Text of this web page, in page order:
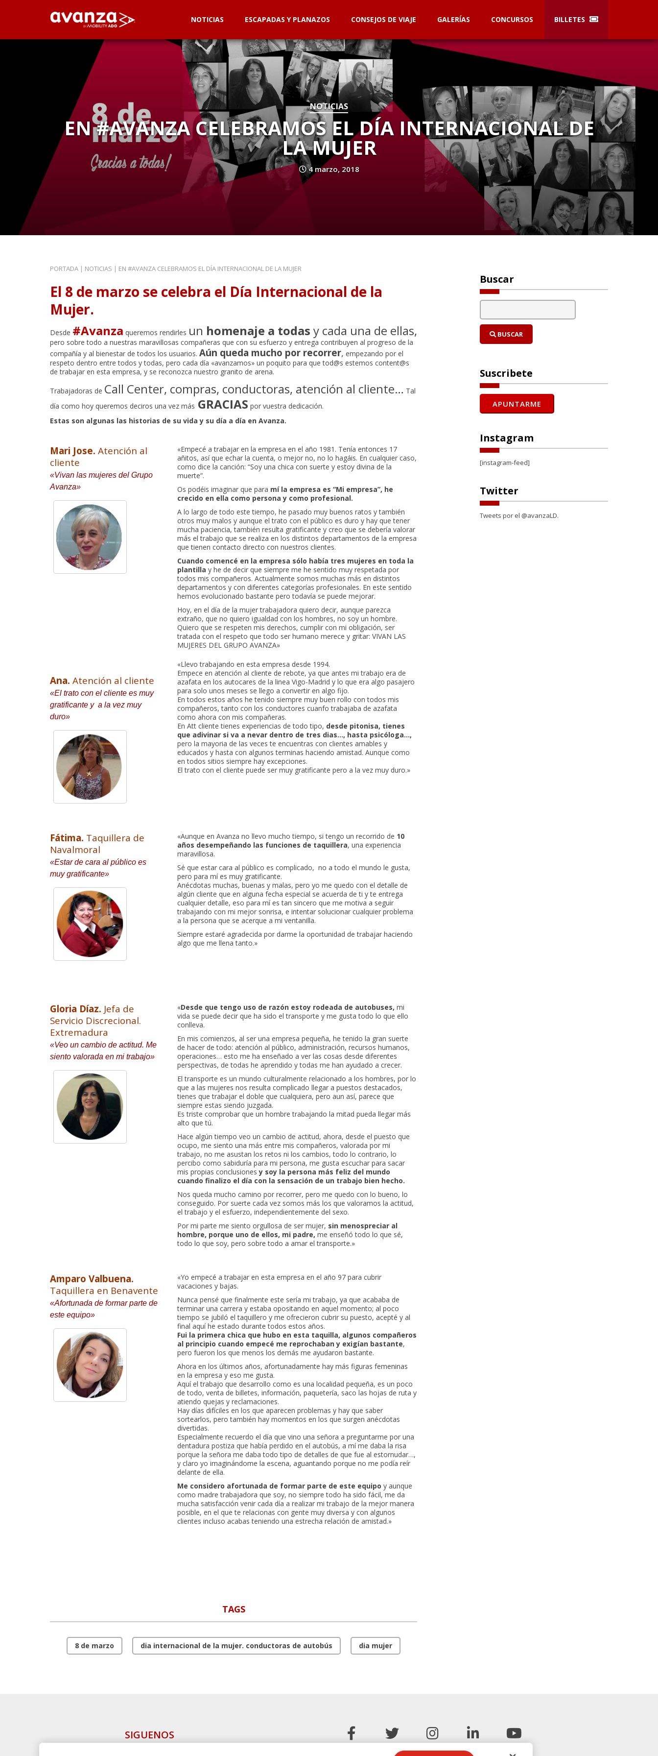
NOTICIAS ESCAPADAS Y PLANAZOS CONSEJOS DE VIAJE GALERÍAS CONCURSOS BILLETES
NOTICIAS
EN #AVANZA CELEBRAMOS EL DÍA INTERNACIONAL DE
LA MUJER
4 marzo, 2018
PORTADA | NOTICIAS | EN #AVANZA CELEBRAMOS EL DÍA INTERNACIONAL DE LA MUJER
El 8 de marzo se celebra el Día Internacional de la
Mujer.
Desde #Avanza queremos rendirles un homenaje a todas y cada una de ellas,
pero sobre todo a nuestras maravillosas compañeras que con su esfuerzo y entrega contribuyen al progreso de la
compañía y al bienestar de todos los usuarios. Aún queda mucho por recorrer, empezando por el
respeto dentro entre todos y todas, pero cada día «avanzamos» un poquito para que tod@s estemos content@s
de trabajar en esta empresa, y se reconozca nuestro granito de arena.
Trabajadoras de Call Center, compras, conductoras, atención al cliente… Tal
día como hoy queremos deciros una vez más GRACIAS por vuestra dedicación.
Estas son algunas las historias de su vida y su día a día en Avanza.
Mari Jose. Atención al
cliente
«Vivan las mujeres del Grupo
Avanza»
«Empecé a trabajar en la empresa en el año 1981. Tenía entonces 17
añitos, así que echar la cuenta, o mejor no, no lo hagáis. En cualquier caso,
como dice la canción: “Soy una chica con suerte y estoy divina de la
muerte”.
Os podéis imaginar que para mí la empresa es “Mi empresa”, he
crecido en ella como persona y como profesional.
A lo largo de todo este tiempo, he pasado muy buenos ratos y también
otros muy malos y aunque el trato con el público es duro y hay que tener
mucha paciencia, también resulta gratificante y creo que se debería valorar
más el trabajo que se realiza en los distintos departamentos de la empresa
que tienen contacto directo con nuestros clientes.
Cuando comencé en la empresa sólo había tres mujeres en toda la
plantilla y he de decir que siempre me he sentido muy respetada por
todos mis compañeros. Actualmente somos muchas más en distintos
departamentos y con diferentes categorías profesionales. En este sentido
hemos evolucionado bastante pero todavía se puede mejorar.
Hoy, en el día de la mujer trabajadora quiero decir, aunque parezca
extraño, que no quiero igualdad con los hombres, no soy un hombre.
Quiero que se respeten mis derechos, cumplir con mi obligación, ser
tratada con el respeto que todo ser humano merece y gritar: VIVAN LAS
MUJERES DEL GRUPO AVANZA»
Ana. Atención al cliente
«El trato con el cliente es muy
gratificante y a la vez muy
duro»
«Llevo trabajando en esta empresa desde 1994.
Empece en atención al cliente de rebote, ya que antes mi trabajo era de
azafata en los autocares de la linea Vigo-Madrid y lo que era algo pasajero
para solo unos meses se llego a convertir en algo fijo.
En todos estos años he tenido siempre muy buen rollo con todos mis
compañeros, tanto con los conductores cuanfo trabajaba de azafata
como ahora con mis compañeras.
En Att cliente tienes experiencias de todo tipo, desde pitonisa, tienes
que adivinar si va a nevar dentro de tres dias…, hasta psicóloga…,
pero la mayoria de las veces te encuentras con clientes amables y
educados y hasta con algunos terminas haciendo amistad. Aunque como
en todos sitios siempre hay excepciones.
El trato con el cliente puede ser muy gratificante pero a la vez muy duro.»
Fátima. Taquillera de
Navalmoral
«Estar de cara al público es
muy gratificante»
«Aunque en Avanza no llevo mucho tiempo, si tengo un recorrido de 10
años desempeñando las funciones de taquillera, una experiencia
maravillosa.
Sé que estar cara al público es complicado, no a todo el mundo le gusta,
pero para mí es muy gratificante.
Anécdotas muchas, buenas y malas, pero yo me quedo con el detalle de
algún cliente que en alguna fecha especial se acuerda de ti y te entrega
cualquier detalle, eso para mí es tan sincero que me motiva a seguir
trabajando con mi mejor sonrisa, e intentar solucionar cualquier problema
a la persona que se acerque a mi ventanilla.
Siempre estaré agradecida por darme la oportunidad de trabajar haciendo
algo que me llena tanto.»
Gloria Díaz. Jefa de
Servicio Discrecional.
Extremadura
«Veo un cambio de actitud. Me
siento valorada en mi trabajo»
«Desde que tengo uso de razón estoy rodeada de autobuses, mi
vida se puede decir que ha sido el transporte y me gusta todo lo que ello
conlleva.
En mis comienzos, al ser una empresa pequeña, he tenido la gran suerte
de hacer de todo: atención al público, administración, recursos humanos,
operaciones… esto me ha enseñado a ver las cosas desde diferentes
perspectivas, de todas he aprendido y todas me han ayudado a crecer.
El transporte es un mundo culturalmente relacionado a los hombres, por lo
que a las mujeres nos resulta complicado llegar a puestos destacados,
tienes que trabajar el doble que cualquiera, pero aun así, parece que
siempre estas siendo juzgada.
Es triste comprobar que un hombre trabajando la mitad pueda llegar más
alto que tú.
Hace algún tiempo veo un cambio de actitud, ahora, desde el puesto que
ocupo, me siento una más entre mis compañeros, valorada por mi
trabajo, no me asustan los retos ni los cambios, todo lo contrario, lo
percibo como sabiduría para mi persona, me gusta escuchar para sacar
mis propias conclusiones y soy la persona más feliz del mundo
cuando finalizo el día con la sensación de un trabajo bien hecho.
Nos queda mucho camino por recorrer, pero me quedo con lo bueno, lo
conseguido. Por suerte cada vez somos más los que valoramos la actitud,
el trabajo y el esfuerzo, independientemente del sexo.
Por mi parte me siento orgullosa de ser mujer, sin menospreciar al
hombre, porque uno de ellos, mi padre, me enseñó todo lo que sé,
todo lo que soy, pero sobre todo a amar el transporte.»
Amparo Valbuena.
Taquillera en Benavente
«Afortunada de formar parte de
este equipo»
«Yo empecé a trabajar en esta empresa en el año 97 para cubrir
vacaciones y bajas.
Nunca pensé que finalmente este sería mi trabajo, ya que acababa de
terminar una carrera y estaba opositando en aquel momento; al poco
tiempo se jubiló el taquillero y me ofrecieron cubrir su puesto, acepté y al
final aquí he estado durante todos estos años.
Fui la primera chica que hubo en esta taquilla, algunos compañeros
al principio cuando empecé me reprochaban y exigían bastante,
pero fueron los que menos los demás me ayudaron bastante.
Ahora en los últimos años, afortunadamente hay más figuras femeninas
en la empresa y eso me gusta.
Aquí el trabajo que desarrollo como es una localidad pequeña, es un poco
de todo, venta de billetes, información, paquetería, saco las hojas de ruta y
atiendo quejas y reclamaciones.
Hay días difíciles en los que aparecen problemas y hay que saber
sortearlos, pero también hay momentos en los que surgen anécdotas
divertidas.
Especialmente recuerdo el día que vino una señora a preguntarme por una
dentadura postiza que había perdido en el autobús, a mí me daba la risa
porque la señora me daba todo tipo de detalles de que fue al estornudar…,
y claro yo imaginándome la escena, aguantando porque no me podía reír
delante de ella.
Me considero afortunada de formar parte de este equipo y aunque
como madre trabajadora que soy, no siempre todo ha sido fácil, me da
mucha satisfacción venir cada día a realizar mi trabajo de la mejor manera
posible, en el que te relacionas con gente muy diversa y con algunos
clientes incluso acabas teniendo una estrecha relación de amistad.»
TAGS
8 de marzo dia internacional de la mujer. conductoras de autobús dia mujer
Buscar
BUSCAR
Suscribete
Instagram
[instagram-feed]
Twitter
Tweets por el @avanzaLD.
SIGUENOS